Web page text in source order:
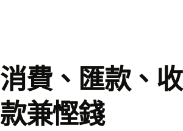
消費、匯款、收
款兼慳錢